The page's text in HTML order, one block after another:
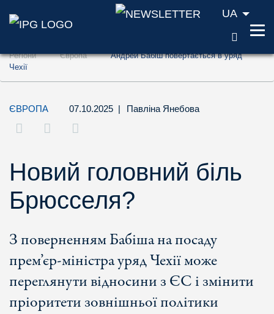
Перейти до змісту (ключ доступу '1')
Перейти до пошуку (ключ доступу '2')
UA
Регіони Європа
Андрей Бабіш повертається в уряд
Чехії
ЄВРОПА 07.10.2025 | Павліна Янебова
Новий головний біль
Брюсселя?
З поверненням Бабіша на посаду
прем’єр-міністра уряд Чехії може
переглянути відносини з ЄС і змінити
пріоритети зовнішньої політики